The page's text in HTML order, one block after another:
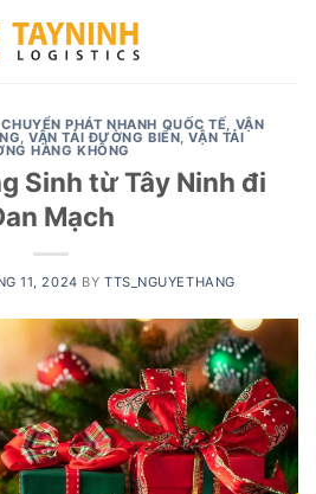
CHUYỂN PHÁT NHANH QUỐC TẾ, VẬN
,VẬN TẢI ĐƯỜNG BIỂN,VẬN TẢI
HÀNG KHÔNG
Sinh từ Tây Ninh đi
Mạch
11, 2024 BY TTS_NGUYETHANG